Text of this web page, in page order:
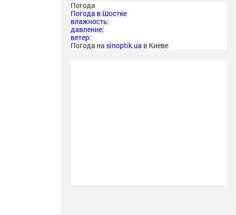
Погода
Погода в Шостке
влажность:
давление:
ветер:
Погода на sinoptik.ua в Киеве